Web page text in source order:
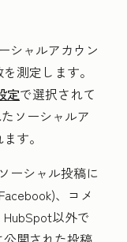
シャルアカウン
測定します。
定で選択されて
ソーシャルア
す。
ーシャル投稿に
、コメ
以外で